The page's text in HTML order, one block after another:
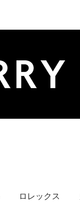
ロレックス